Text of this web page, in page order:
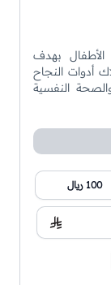
بهدف
أدوات النجاح
النفسية
100 ريال